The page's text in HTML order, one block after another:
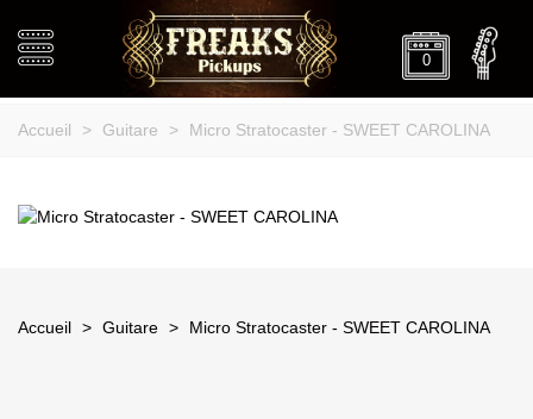
0
Accueil > Guitare > Micro Stratocaster - SWEET CAROLINA
Accueil > Guitare > Micro Stratocaster - SWEET CAROLINA